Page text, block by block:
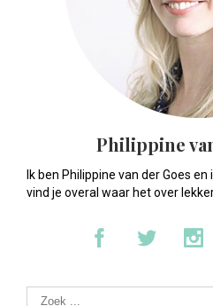
Philippine
Ik ben Philippine van der Goes
vind je overal waar het over lekker